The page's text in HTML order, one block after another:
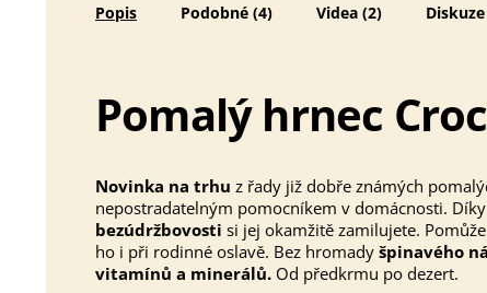
Popis Podobné (4) Videa (2)
Pomalý hrnec
Novinka na trhu z řady již dobře známých
nepostradatelným pomocníkem v domácnosti. Díky
bezúdržbovosti si jej okamžitě zamilujete.
ho i při rodinné oslavě. Bez hromady špinavého
vitamínů a minerálů. Od předkrmu po dezert.